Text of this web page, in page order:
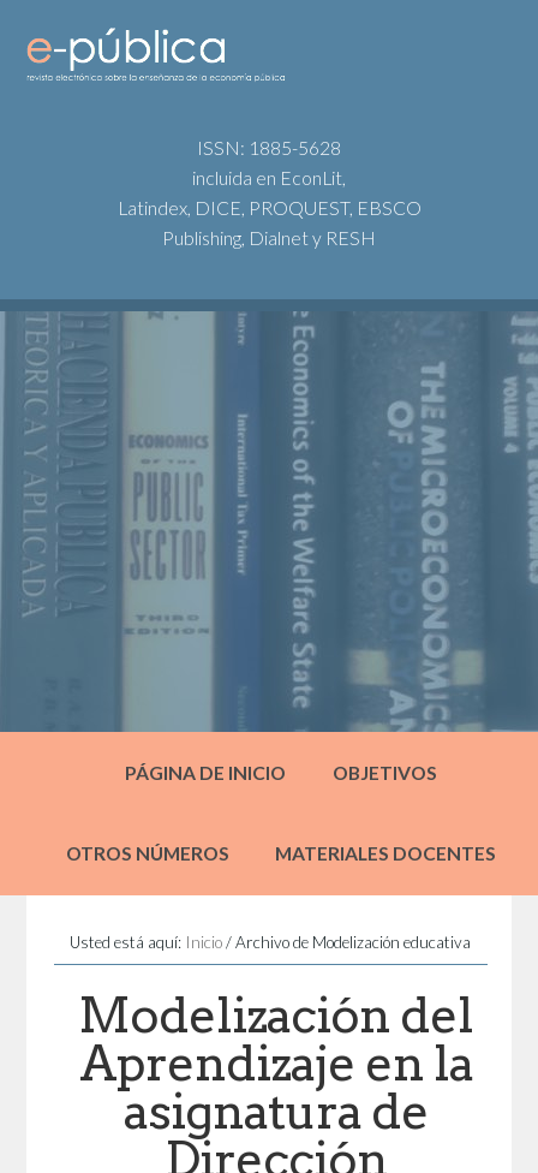
ISSN: 1885-5628
incluida en EconLit,
Latindex, DICE, PROQUEST, EBSCO
Publishing, Dialnet y RESH
PÁGINA DE INICIO OBJETIVOS
OTROS NÚMEROS MATERIALES DOCENTES
Usted está aquí: Inicio /Archivo de Modelización educativa
Modelización del
Aprendizaje en la
asignatura de
Dirección